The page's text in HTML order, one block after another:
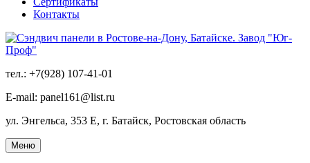
Контакты
тел.: +7(928) 107-41-01
E-mail: panel161@list.ru
ул. Энгельса, 353 Е, г. Батайск, Ростовская область
Меню